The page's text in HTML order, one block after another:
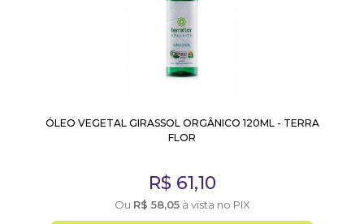
ÓLEO VEGETAL GIRASSOL ORGÂNICO 120ML - TERRA
FLOR
R$ 61,10
Ou R$ 58,05à vista no PIX